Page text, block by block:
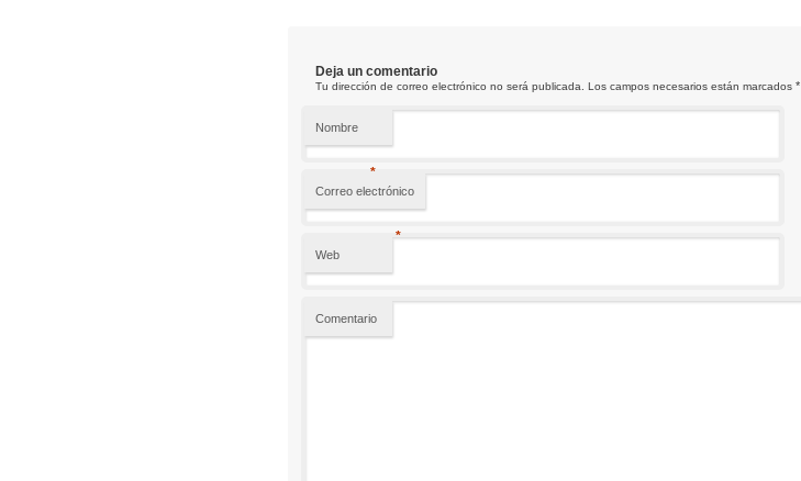
Deja un comentario
Tu dirección de correo electrónico no será publicada. Los campos necesarios están marcados*
Nombre
*
Correo electrónico
*
Web
Comentario